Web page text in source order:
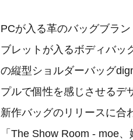
PCが入る革のバッグブラ
ブレットが入るボディバッ
の縦型ショルダーバッグ
プルで個性を感じさせるデ
新作バッグのリリースに合
「The Show Room - moe